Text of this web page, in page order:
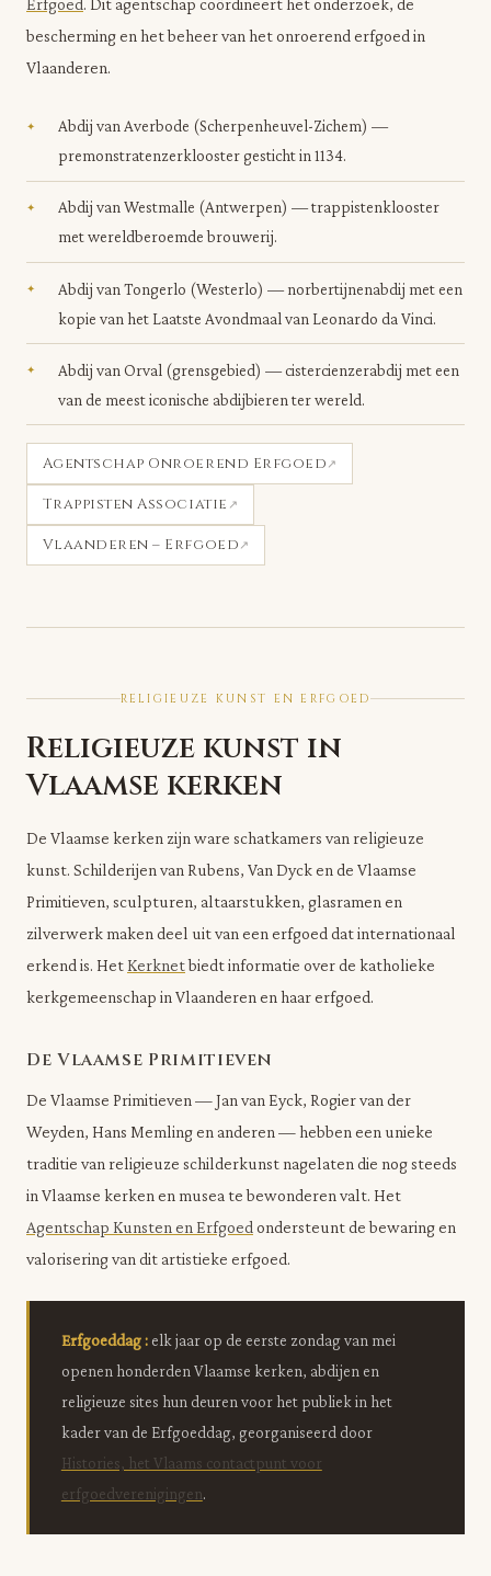
bescherming en het beheer van het onroerend erfgoed in
Vlaanderen.
Abdij van Averbode (Scherpenheuvel-Zichem) —
premonstratenzerklooster gesticht in 1134.
Abdij van Westmalle (Antwerpen) — trappistenklooster
met wereldberoemde brouwerij.
Abdij van Tongerlo (Westerlo) — norbertijnenabdij met een
kopie van het Laatste Avondmaal van Leonardo da Vinci.
Abdij van Orval (grensgebied) — cistercienzerabdij met een
van de meest iconische abdijbieren ter wereld.
Agentschap Onroerend Erfgoed
Trappisten Associatie
Vlaanderen – Erfgoed
RELIGIEUZE KUNST EN ERFGOED
Religieuze kunst in
Vlaamse kerken
De Vlaamse kerken zijn ware schatkamers van religieuze
kunst. Schilderijen van Rubens, Van Dyck en de Vlaamse
Primitieven, sculpturen, altaarstukken, glasramen en
zilverwerk maken deel uit van een erfgoed dat internationaal
erkend is. Het Kerknetbiedt informatie over de katholieke
kerkgemeenschap in Vlaanderen en haar erfgoed.
De Vlaamse Primitieven
De Vlaamse Primitieven — Jan van Eyck, Rogier van der
Weyden, Hans Memling en anderen — hebben een unieke
traditie van religieuze schilderkunst nagelaten die nog steeds
in Vlaamse kerken en musea te bewonderen valt. Het
Agentschap Kunsten en Erfgoed ondersteunt de bewaring en
valorisering van dit artistieke erfgoed.
Erfgoeddag :elk jaar op de eerste zondag van mei
openen honderden Vlaamse kerken, abdijen en
religieuze sites hun deuren voor het publiek in het
kader van de Erfgoeddag, georganiseerd door
Histories, het Vlaams contactpunt voor
erfgoedverenigingen.